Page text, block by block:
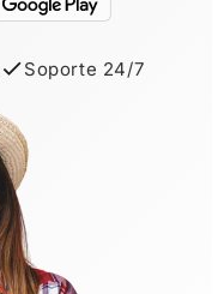
Soporte 24/7